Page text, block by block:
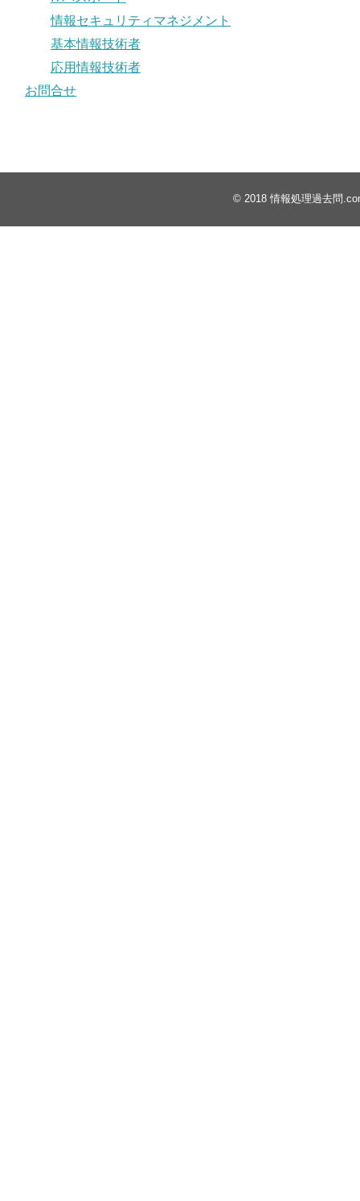
情報セキュリティマネジメント
基本情報技術者
応用情報技術者
お問合せ
© 2018 情報処理過去問